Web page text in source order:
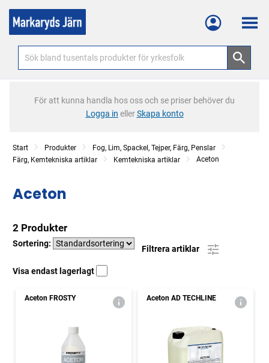
Meny
För att kunna handla hos oss och se priser behöver du
Logga in ellerSkapa konto
Start Produkter
Fog, Lim, Spackel, Tejper, Färg, Penslar
Färg, Kemtekniska artiklar
Kemtekniska artiklar Aceton
Aceton
2 Produkter
Sortering:
Filtrera artiklar
Visa endast lagerlagt
Aceton FROSTY Aceton AD TECHLINE